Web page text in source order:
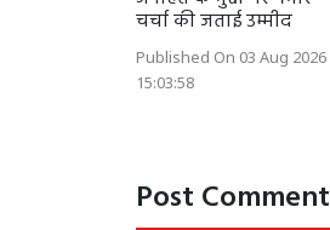
चर्चा की जताई उम्मीद
Published On 03 Aug 2026
15:03:58
Post Comment